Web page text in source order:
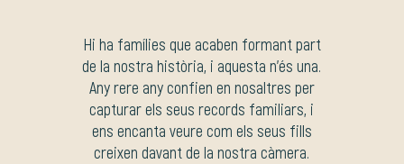
Hi ha famílies que acaben formant part
de la nostra història, i aquesta n’és una.
Any rere any confien en nosaltres per
capturar els seus records familiars, i
ens encanta veure com els seus fills
creixen davant de la nostra càmera.